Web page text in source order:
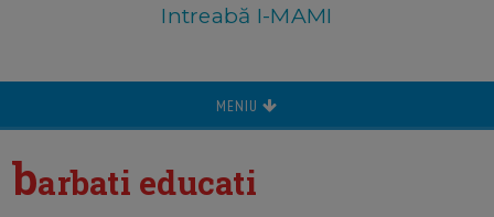
Intreabă I-MAMI
MENIU
barbati educati